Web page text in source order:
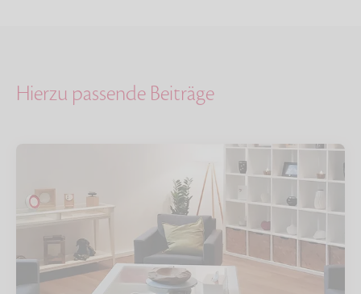
Hierzu passende Beiträge